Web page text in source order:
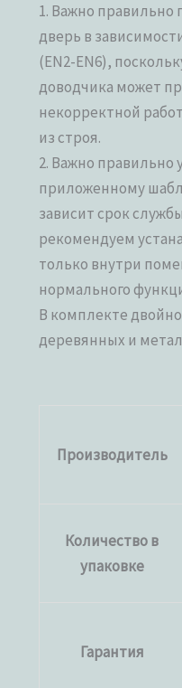
1. Важно правильно
дверь в
(EN2-EN6),
доводчика может
некорректной
из строя.
2. Важно правильно
приложенному
зависит срок
рекомендуем
только внутри
нормального
В комплекте
деревянных и
Производитель
Количество в
упаковке
Гарантия